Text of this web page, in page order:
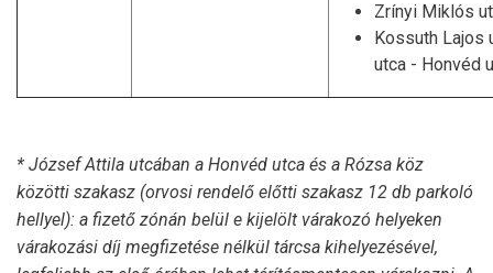
Zrínyi Miklós
Kossuth Lajos
utca - Honvéd
* József Attila utcában a Honvéd utca és a Rózsa köz
közötti szakasz (orvosi rendelő előtti szakasz 12 db parkoló
hellyel): a fizető zónán belül e kijelölt várakozó helyeken
várakozási díj megfizetése nélkül tárcsa kihelyezésével,